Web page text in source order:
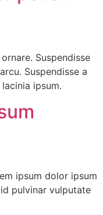
Suspendisse
Suspendisse a
ipsum.
ipsum dolor ipsum
pulvinar vulputate